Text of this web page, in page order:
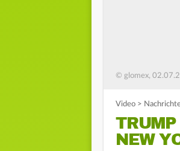
© glomex,
Video >
NEW